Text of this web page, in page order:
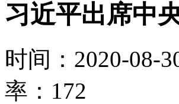
习近平出席中
时间：2020-08-
率：172